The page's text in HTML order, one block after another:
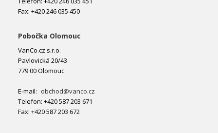
Fax: +420 246 035 450
Pobočka Olomouc
VanCo.cz s.r.o.
Pavlovická 20/43
779 00 Olomouc
E-mail: obchod@vanco.cz
Telefon: +420 587 203 671
Fax: +420 587 203 672